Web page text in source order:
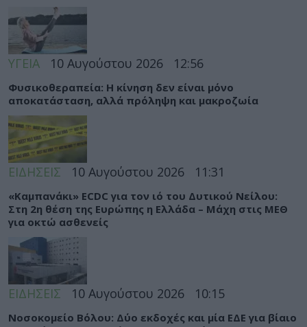
ΥΓΕΙΑ 10 Αυγούστου 2026 12:56
Φυσικοθεραπεία: Η κίνηση δεν είναι μόνο
αποκατάσταση, αλλά πρόληψη και μακροζωία
ΕΙΔΗΣΕΙΣ 10 Αυγούστου 2026 11:31
«Καμπανάκι» ECDC για τον ιό του Δυτικού Νείλου:
Στη 2η θέση της Ευρώπης η Ελλάδα – Μάχη στις ΜΕΘ
για οκτώ ασθενείς
ΕΙΔΗΣΕΙΣ 10 Αυγούστου 2026 10:15
Νοσοκομείο Βόλου: Δύο εκδοχές και μία ΕΔΕ για βίαιο